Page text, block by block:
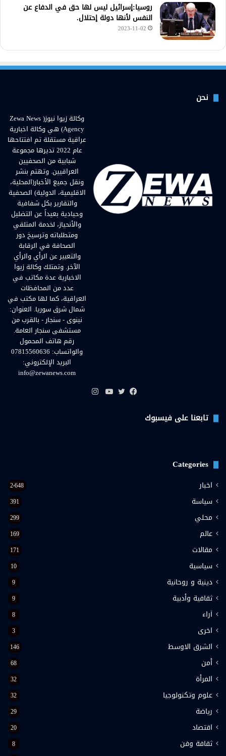
روسيا:إسرائيل ليس لها حق في الدفاع عن
النفس لأنها دولة إحتلال.
2023-11-02
نحن
وكالة زيوا نيوز( Zewa News
Agency) هي وكالة اخبارية
عراقية مستقلة تم افتتاحها
عام 2022 تديرها مجموعة
شبابية من الصحفيين
العراقيين. وتهتم بنشر
ونقل جميع الأخبار(المحلية،
الاقليمية، الدولية) الصحفية
والتقارير بكل شفافية
وحيادية بعيداً عن التضليل
والأنحياز، لخدمة المتلقي
ومتطلباته وترسيخ دور
الصحافة في الرقابة
والتعبير عن الرأي والرأي
الآخر. وتمتلك وكالة زيوا
الاخبارية عدة مكاتب في
عدد من المحافظات
العراقية، كما لها مكتب في
شمال شرق سوريا. العنوان:
نينوى - سنجار - بالقرب من
مستشفى سنجار العامة.
رقم هاتف المحمول
والواتساب: 07815560636
البريد الإلكتروني:
info@zewanews.com
تابعنا على فيسبوك
Categories
اخبار 2٬648
سياسة 391
محلي 299
عالم 169
مقالات 171
سياسية 10
دينية و روحانية 9
ثقافية وأدبية 9
اَراء 8
اخرى 3
الشرق الاوسط 146
أمن 68
المرأة 32
علوم وتكنولوجيا 32
رياضة 29
اقتصاد 20
ثقافة وفن 8